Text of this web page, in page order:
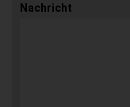
Nachricht